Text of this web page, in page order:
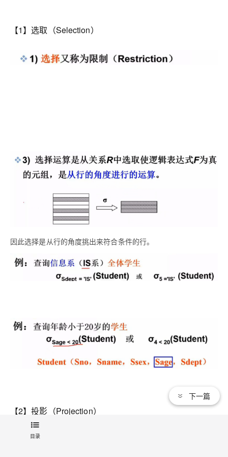
【1】选取（Selection）
因此选择是从行的角度挑出来符合条件的行。
【2】投影（Projection）
目录
下一篇